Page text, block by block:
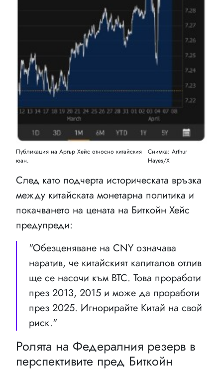
Публикация на Артър Хейс относно китайския
юан.
Снимка: Arthur
Hayes/X
След като подчерта историческата връзка
между китайската монетарна политика и
покачването на цената на Биткойн Хейс
предупреди:
"Обезценяване на CNY означава
наратив, че китайският капиталов отлив
ще се насочи към BTC. Това проработи
през 2013, 2015 и може да проработи
през 2025. Игнорирайте Китай на свой
риск."
Ролята на Федералния резерв в
перспективите пред Биткойн